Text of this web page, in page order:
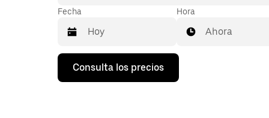
Fecha
Pulsa
flecha
Hora
Ahora
Consulta los precios